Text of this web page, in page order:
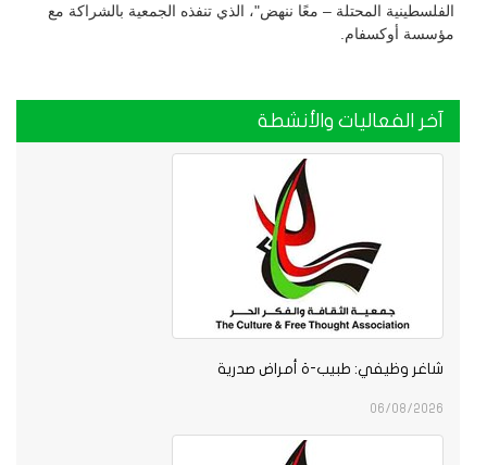
الفلسطينية المحتلة – معًا ننهض"، الذي تنفذه الجمعية بالشراكة مع
مؤسسة أوكسفام.
آخر الفعاليات والأنشطة
شاغر وظيفي: طبيب-ة أمراض صدرية
06/08/2026